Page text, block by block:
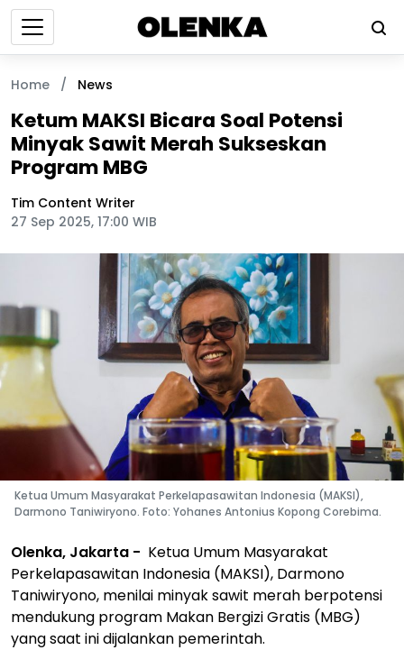
Home / News
Ketum MAKSI Bicara Soal Potensi
Minyak Sawit Merah Sukseskan
Program MBG
Tim Content Writer
27 Sep 2025, 17:00 WIB
Ketua Umum Masyarakat Perkelapasawitan Indonesia (MAKSI),
Darmono Taniwiryono. Foto: Yohanes Antonius Kopong Corebima.
Olenka, Jakarta - Ketua Umum Masyarakat
Perkelapasawitan Indonesia (MAKSI), Darmono
Taniwiryono, menilai minyak sawit merah berpotensi
mendukung program Makan Bergizi Gratis (MBG)
yang saat ini dijalankan pemerintah.